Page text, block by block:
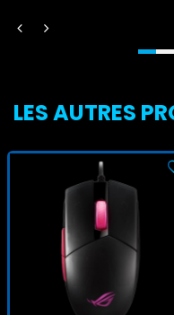
LES AUTRES